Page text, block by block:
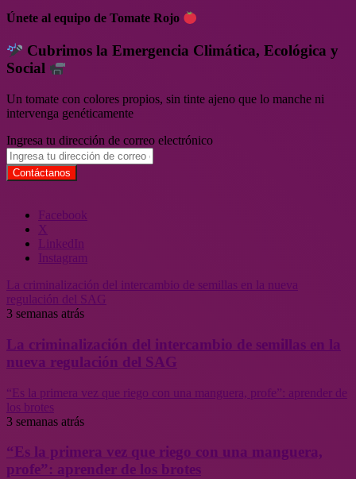
Únete al equipo de Tomate Rojo
Cubrimos la Emergencia Climática, Ecológica y
Social
Un tomate con colores propios, sin tinte ajeno que lo manche ni
intervenga genéticamente
Ingresa tu dirección de correo electrónico
Facebook
X
LinkedIn
Instagram
La criminalización del intercambio de semillas en la nueva
regulación del SAG
3 semanas atrás
La criminalización del intercambio de semillas en la
nueva regulación del SAG
“Es la primera vez que riego con una manguera, profe”: aprender de
los brotes
3 semanas atrás
“Es la primera vez que riego con una manguera,
profe”: aprender de los brotes